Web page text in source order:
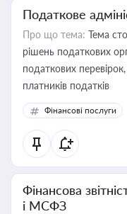
Податкове
Про що тема: Тема
рішень податкових
податкових
платників податків
Фінансові послуги
Фінансова
і МСФЗ